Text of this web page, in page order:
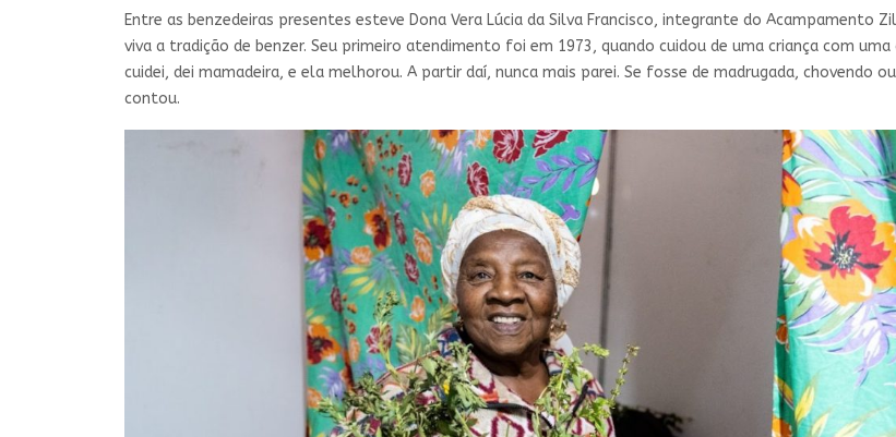
Entre as benzedeiras presentes esteve Dona Vera Lúcia da Silva Francisco, integrante do Acampamento
viva a tradição de benzer. Seu primeiro atendimento foi em 1973, quando cuidou de uma criança com
cuidei, dei mamadeira, e ela melhorou. A partir daí, nunca mais parei. Se fosse de madrugada, chovendo
contou.